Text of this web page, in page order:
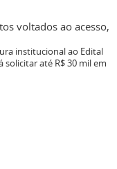
voltados ao acesso,
institucional ao Edital
solicitar até R$ 30 mil em